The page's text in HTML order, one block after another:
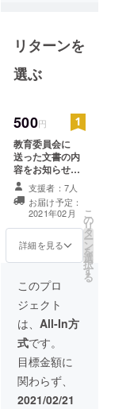
名を行い、
分を行わせ
た、処分の
結果を全国
全ての都道
府県・市区
町村教育委
員会に郵
便・FAXで知
（FAX一部未
く）。この
度新たに、
文部科学省
の #教師のバ
トン プロ
ジェクトに
対抗して #教
リターンを
選ぶ
500円
教育委員会に
送った文書の内
容をお知らせし
ます。また、マ
スコミにも知ら
せようと思いま
すので、そうし
た反応などがも
しあればお伝え
支援者：7人
お届け予定：
2021年02月
詳細を見る
こ
の
リ
タ
ー
ン
を
選
択
す
る
このプロ
ジェクト
は、 All-In方
式です。
目標金額に
関わらず、
2021/02/21